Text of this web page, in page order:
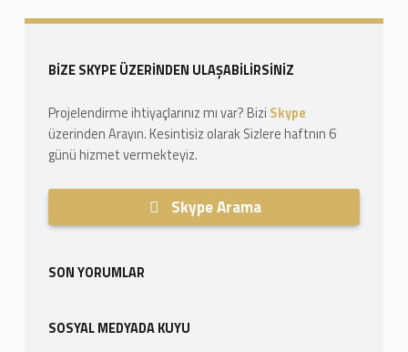
Sidebar
BIZE SKYPE ÜZERINDEN ULAŞABILIRSINIZ
Projelendirme ihtiyaçlarınız mı var? Bizi Skype
üzerinden Arayın. Kesintisiz olarak Sizlere haftnın 6
günü hizmet vermekteyiz.
Skype Arama
SON YORUMLAR
SOSYAL MEDYADA KUYU